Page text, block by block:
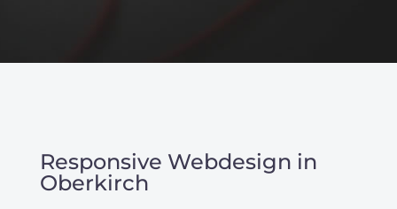
Responsive Webdesign in
Oberkirch